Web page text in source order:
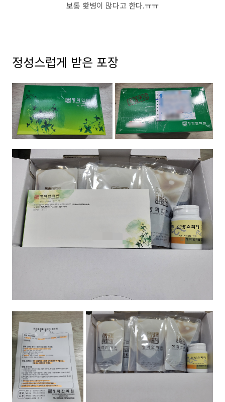
보통 홧병이 많다고 한다.ㅠㅠ
정성스럽게 받은 포장